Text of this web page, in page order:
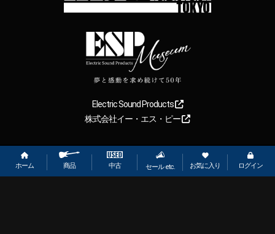
ホーム 商品 中古 セール etc. お気に入り ログイン
Electric Sound Products
株式会社イー・エス・ピー
Copyright 2026【ESP直営】BIGBOSS オンラインマーケット(ギター＆
ベース). All rights reserved.